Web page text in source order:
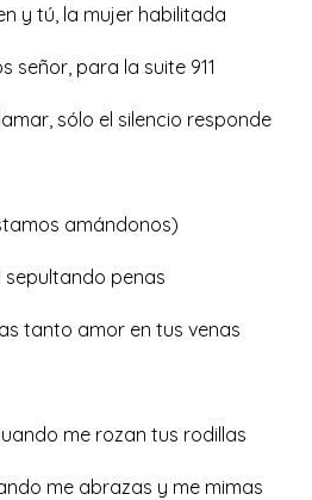
y tú, la mujer habilitada
señor, para la suite 911
sólo el silencio responde
amándonos)
sepultando penas
tanto amor en tus venas
me rozan tus rodillas
me abrazas y me mimas